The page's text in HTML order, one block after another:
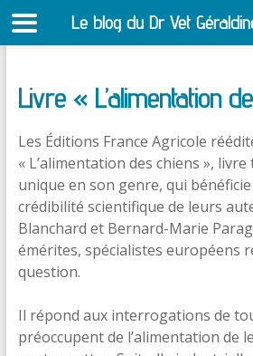
Livre « L’alimentation
Les Éditions France Agricole
« L’alimentation des chiens »,
unique en son genre, qui
crédibilité scientifique de leurs
Blanchard et Bernard-Marie
émérites, spécialistes européens
question.
Il répond aux interrogations de
préoccupent de l’alimentation de
Le blog du Dr Vet